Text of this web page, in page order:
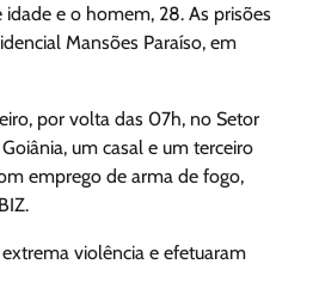
e o homem, 28. As prisões
Mansões Paraíso, em
por volta das 07h, no Setor
um casal e um terceiro
emprego de arma de fogo,
violência e efetuaram